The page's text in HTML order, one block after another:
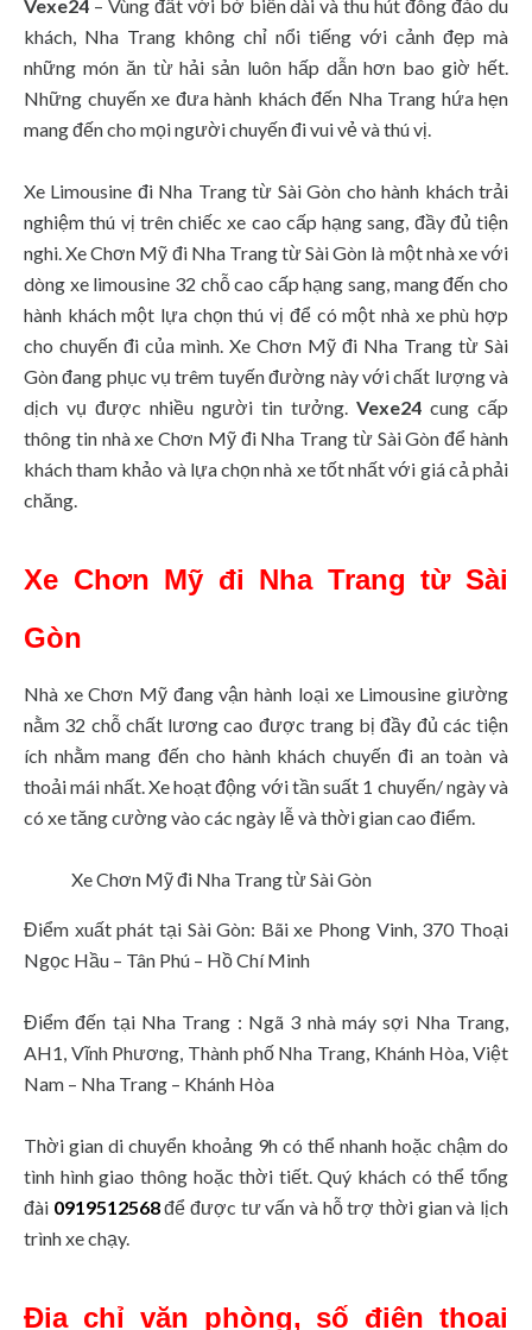
Vexe24 – Vùng đất với bờ biển dài và thu hút đông đảo du
khách, Nha Trang không chỉ nổi tiếng với cảnh đẹp mà
những món ăn từ hải sản luôn hấp dẫn hơn bao giờ hết.
Những chuyến xe đưa hành khách đến Nha Trang hứa hẹn
mang đến cho mọi người chuyến đi vui vẻ và thú vị.
Xe Limousine đi Nha Trang từ Sài Gòn cho hành khách trải
nghiệm thú vị trên chiếc xe cao cấp hạng sang, đầy đủ tiện
nghi. Xe Chơn Mỹ đi Nha Trang từ Sài Gòn là một nhà xe với
dòng xe limousine 32 chỗ cao cấp hạng sang, mang đến cho
hành khách một lựa chọn thú vị để có một nhà xe phù hợp
cho chuyến đi của mình. Xe Chơn Mỹ đi Nha Trang từ Sài
Gòn đang phục vụ trêm tuyến đường này với chất lượng và
dịch vụ được nhiều người tin tưởng. Vexe24 cung cấp
thông tin nhà xe Chơn Mỹ đi Nha Trang từ Sài Gòn để hành
khách tham khảo và lựa chọn nhà xe tốt nhất với giá cả phải
chăng.
Xe Chơn Mỹ đi Nha Trang từ Sài
Gòn
Nhà xe Chơn Mỹ đang vận hành loại xe Limousine giường
nằm 32 chỗ chất lương cao được trang bị đầy đủ các tiện
ích nhằm mang đến cho hành khách chuyến đi an toàn và
thoải mái nhất. Xe hoạt động với tần suất 1 chuyến/ ngày và
có xe tăng cường vào các ngày lễ và thời gian cao điểm.
Xe Chơn Mỹ đi Nha Trang từ Sài Gòn
Điểm xuất phát tại Sài Gòn: Bãi xe Phong Vinh, 370 Thoại
Ngọc Hầu – Tân Phú – Hồ Chí Minh
Điểm đến tại Nha Trang : Ngã 3 nhà máy sợi Nha Trang,
AH1, Vĩnh Phương, Thành phố Nha Trang, Khánh Hòa, Việt
Nam – Nha Trang – Khánh Hòa
Thời gian di chuyển khoảng 9h có thể nhanh hoặc chậm do
tình hình giao thông hoặc thời tiết. Quý khách có thể tổng
đài 0919512568để được tư vấn và hỗ trợ thời gian và lịch
trình xe chạy.
Địa chỉ văn phòng, số điện thoại